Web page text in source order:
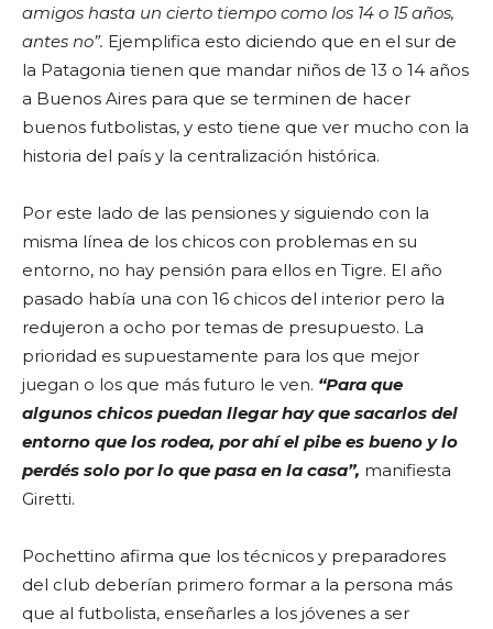
amigos hasta un cierto tiempo como los 14 o 15 años,
antes no”. Ejemplifica esto diciendo que en el sur de
la Patagonia tienen que mandar niños de 13 o 14 años
a Buenos Aires para que se terminen de hacer
buenos futbolistas, y esto tiene que ver mucho con la
historia del país y la centralización histórica.
Por este lado de las pensiones y siguiendo con la
misma línea de los chicos con problemas en su
entorno, no hay pensión para ellos en Tigre. El año
pasado había una con 16 chicos del interior pero la
redujeron a ocho por temas de presupuesto. La
prioridad es supuestamente para los que mejor
juegan o los que más futuro le ven. “Para que
algunos chicos puedan llegar hay que sacarlos del
entorno que los rodea, por ahí el pibe es bueno y lo
perdés solo por lo que pasa en la casa”, manifiesta
Giretti.
Pochettino afirma que los técnicos y preparadores
del club deberían primero formar a la persona más
que al futbolista, enseñarles a los jóvenes a ser